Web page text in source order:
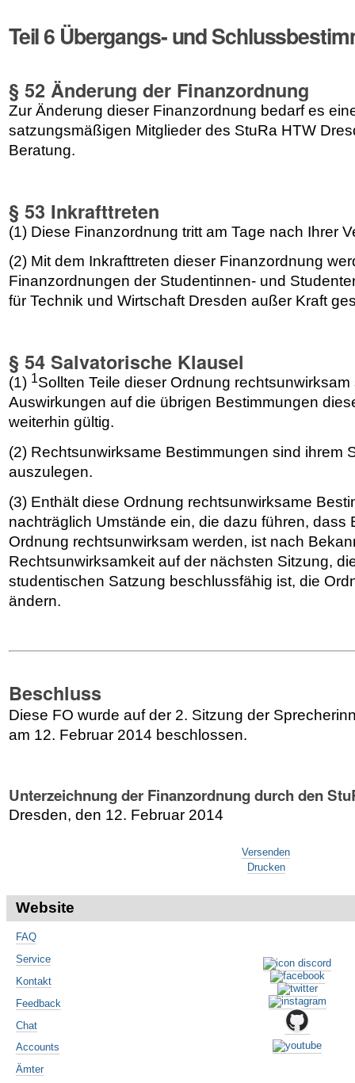
Teil 6 Übergangs- und
§ 52 Änderung der Finanzordnung
Zur Änderung dieser Finanzordnung bedarf es
satzungsmäßigen Mitglieder des StuRa HTW
Beratung.
§ 53 Inkrafttreten
(1) Diese Finanzordnung tritt am Tage nach Ihrer
(2) Mit dem Inkrafttreten dieser Finanzordnung
Finanzordnungen der Studentinnen- und
für Technik und Wirtschaft Dresden außer Kraft
§ 54 Salvatorische Klausel
(1) 1Sollten Teile dieser Ordnung
Auswirkungen auf die übrigen Bestimmungen
weiterhin gültig.
(2) Rechtsunwirksame Bestimmungen sind ihrem
auszulegen.
(3) Enthält diese Ordnung rechtsunwirksame
nachträglich Umstände ein, die dazu führen, dass
Ordnung rechtsunwirksam werden, ist nach
Rechtsunwirksamkeit auf der nächsten Sitzung,
studentischen Satzung beschlussfähig ist, die
ändern.
Beschluss
Diese FO wurde auf der 2. Sitzung der
am 12. Februar 2014 beschlossen.
Unterzeichnung der Finanzordnung durch den
Dresden, den 12. Februar 2014
Versenden
Drucken
Website
FAQ
Service
Kontakt
Feedback
Chat
Accounts
Ämter